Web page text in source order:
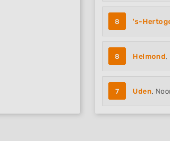
8 's-
8 Helmond,
7 Uden,